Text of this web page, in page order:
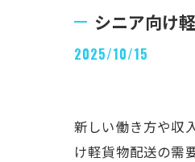
シニア向け
2025/10/15
新しい働き方や収
け軽貨物配送の需